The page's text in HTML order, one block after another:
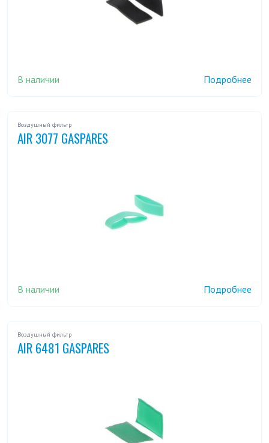
В наличии Подробнее
Воздушный фильтр
AIR 3077 GASPARES
В наличии Подробнее
Воздушный фильтр
AIR 6481 GASPARES